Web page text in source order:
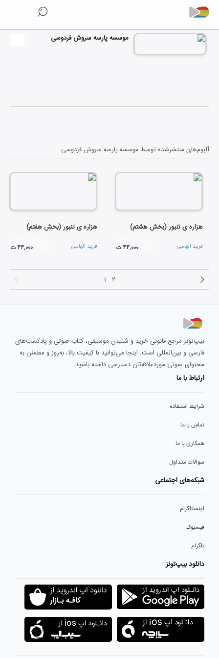
موسسه پارسه سروش فردوسی
آلبوم‌های منتشرشده توسط موسسه پارسه سروش فردوسی
هزاره ی تنبور (بخش هشتم)
فرید الهامی ۴۴,۰۰۰ ت
هزاره ی تنبور (بخش هفتم)
فرید الهامی ۴۴,۰۰۰ ت
۱ ۲
بیپ‌تونز مرجع قانونی خرید و شنیدن موسیقی، کتاب صوتی و پادکست‌های
فارسی و بین‌المللی است. اینجا می‌توانید با کیفیت بالا، به‌روز و مطمئن به
محتوای صوتی موردعلاقه‌تان دسترسی داشته باشید.
ارتباط با ما
شرایط استفاده
تماس با ما
همکاری با ما
سوالات متداول
شبکه‌های اجتماعی
اینستاگرام
فیسبوک
تلگرام
دانلود بیپ‌تونز